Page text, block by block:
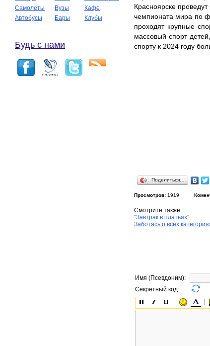
Самолеты
Вузы
Кафе
Автобусы
Бары Клубы
Будь с нами
Красноярске
чемпионата мира по
проходят крупные
массовый спорт
спорту к 2024 году
Поделиться…
Просмотров: 1919
Смотрите также:
"Завтрак в платьях"
Заботясь о всех
Имя (Псевдоним):
Секретный код: